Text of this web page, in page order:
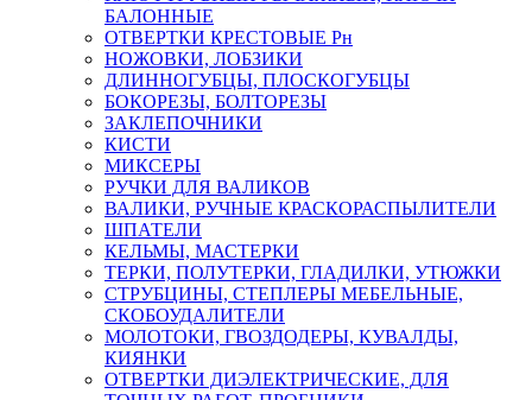
БАЛОННЫЕ
ОТВЕРТКИ КРЕСТОВЫЕ Рн
НОЖОВКИ, ЛОБЗИКИ
ДЛИННОГУБЦЫ, ПЛОСКОГУБЦЫ
БОКОРЕЗЫ, БОЛТОРЕЗЫ
ЗАКЛЕПОЧНИКИ
КИСТИ
МИКСЕРЫ
РУЧКИ ДЛЯ ВАЛИКОВ
ВАЛИКИ, РУЧНЫЕ КРАСКОРАСПЫЛИТЕЛИ
ШПАТЕЛИ
КЕЛЬМЫ, МАСТЕРКИ
ТЕРКИ, ПОЛУТЕРКИ, ГЛАДИЛКИ, УТЮЖКИ
СТРУБЦИНЫ, СТЕПЛЕРЫ МЕБЕЛЬНЫЕ,
СКОБОУДАЛИТЕЛИ
МОЛОТОКИ, ГВОЗДОДЕРЫ, КУВАЛДЫ,
КИЯНКИ
ОТВЕРТКИ ДИЭЛЕКТРИЧЕСКИЕ, ДЛЯ